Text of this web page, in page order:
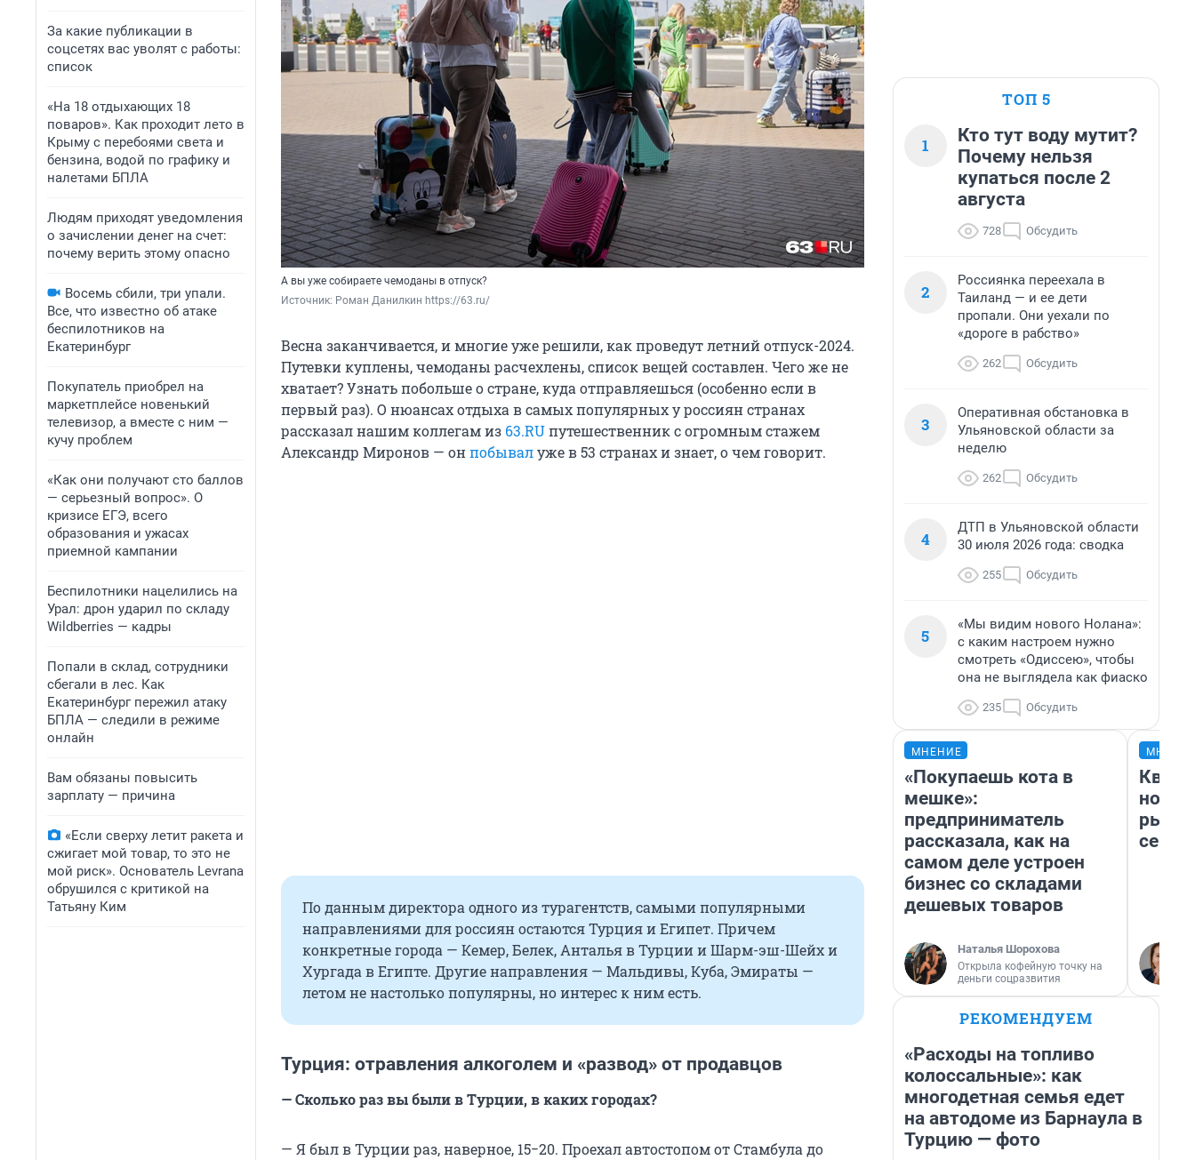
За какие публикации в
соцсетях вас уволят с работы:
список
«На 18 отдыхающих 18
поваров». Как проходит лето в
Крыму с перебоями света и
бензина, водой по графику и
налетами БПЛА
Людям приходят уведомления
о зачислении денег на счет:
почему верить этому опасно
Восемь сбили, три упали.
Все, что известно об атаке
беспилотников на
Екатеринбург
Покупатель приобрел на
маркетплейсе новенький
телевизор, а вместе с ним —
кучу проблем
«Как они получают сто баллов
— серьезный вопрос». О
кризисе ЕГЭ, всего
образования и ужасах
приемной кампании
Беспилотники нацелились на
Урал: дрон ударил по складу
Wildberries — кадры
Попали в склад, сотрудники
сбегали в лес. Как
Екатеринбург пережил атаку
БПЛА — следили в режиме
онлайн
Вам обязаны повысить
зарплату — причина
«Если сверху летит ракета и
сжигает мой товар, то это не
мой риск». Основатель Levrana
обрушился с критикой на
Татьяну Ким
А вы уже собираете чемоданы в отпуск?
Источник: Роман Данилкин https://63.ru/
Весна заканчивается, и многие уже решили, как проведут летний отпуск-2024.
Путевки куплены, чемоданы расчехлены, список вещей составлен. Чего же не
хватает? Узнать побольше о стране, куда отправляешься (особенно если в
первый раз). О нюансах отдыха в самых популярных у россиян странах
рассказал нашим коллегам из 63.RUпутешественник с огромным стажем
Александр Миронов — онпобывалуже в 53 странах и знает, о чем говорит.
По данным директора одного из турагентств, самыми популярными
направлениями для россиян остаются Турция и Египет. Причем
конкретные города — Кемер, Белек, Анталья в Турции и Шарм-эш-Шейх и
Хургада в Египте. Другие направления — Мальдивы, Куба, Эмираты —
летом не настолько популярны, но интерес к ним есть.
Турция: отравления алкоголем и «развод» от продавцов
— Сколько раз вы были в Турции, в каких городах?
— Я был в Турции раз, наверное, 15−20. Проехал автостопом от Стамбула до
ТОП 5
1
Кто тут воду мутит?
Почему нельзя
купаться после 2
августа
728 Обсудить
2
Россиянка переехала в
Таиланд — и ее дети
пропали. Они уехали по
«дороге в рабство»
262 Обсудить
3
Оперативная обстановка в
Ульяновской области за
неделю
262 Обсудить
4
ДТП в Ульяновской области
30 июля 2026 года: сводка
255 Обсудить
5
«Мы видим нового Нолана»:
с каким настроем нужно
смотреть «Одиссею», чтобы
она не выглядела как фиаско
235 Обсудить
МНЕНИЕ
«Покупаешь кота в
мешке»:
предприниматель
рассказала, как на
самом деле устроен
бизнес со складами
дешевых товаров
Наталья Шорохова
Открыла кофейную точку на
деньги соцразвития
но
РЕКОМЕНДУЕМ
«Расходы на топливо
колоссальные»: как
многодетная семья едет
на автодоме из Барнаула в
Турцию — фото